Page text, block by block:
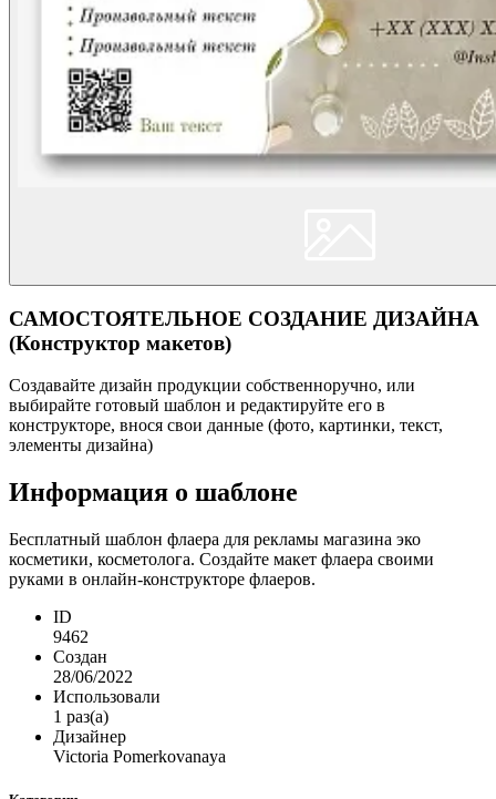
САМОСТОЯТЕЛЬНОЕ СОЗДАНИЕ ДИЗАЙНА
(Конструктор макетов)
Создавайте дизайн продукции собственноручно, или
выбирайте готовый шаблон и редактируйте его в
конструкторе, внося свои данные (фото, картинки, текст,
элементы дизайна)
Информация о шаблоне
Бесплатный шаблон флаера для рекламы магазина эко
косметики, косметолога. Создайте макет флаера своими
руками в онлайн-конструкторе флаеров.
ID
9462
Создан
28/06/2022
Использовали
1 раз(а)
Дизайнер
Victoria Pomerkovanaya